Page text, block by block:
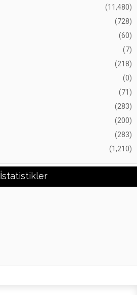
(11,480)
(728)
(60)
(7)
(218)
(0)
(71)
(283)
(200)
(283)
(1,210)
İstatistikler